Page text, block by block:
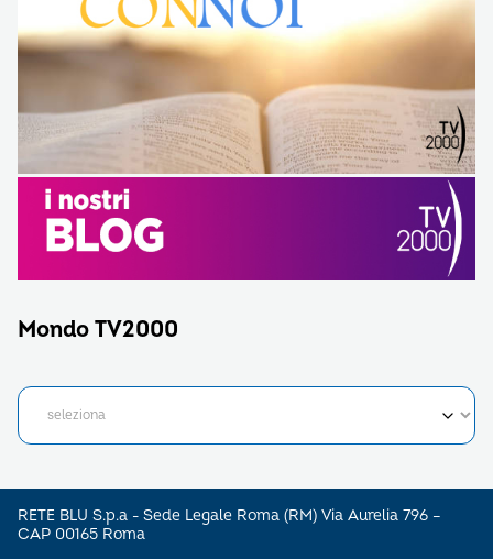
Mondo TV2000
RETE BLU S.p.a - Sede Legale Roma (RM) Via Aurelia 796 –
CAP 00165 Roma